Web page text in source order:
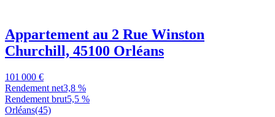
Appartement au 2 Rue Winston
Churchill, 45100 Orléans
101 000 €
Rendement net3,8 %
Rendement brut5,5 %
Orléans(45)